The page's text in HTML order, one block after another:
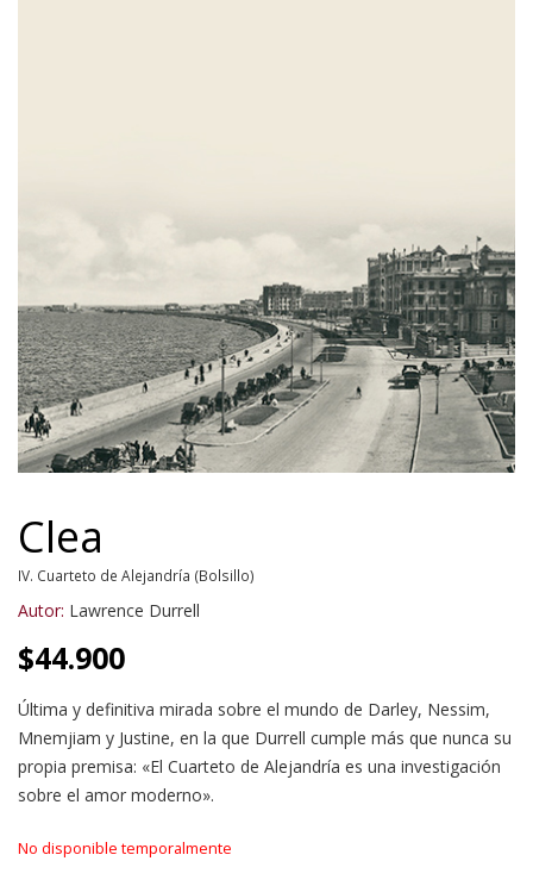
Clea
IV. Cuarteto de Alejandría (Bolsillo)
Autor: Lawrence Durrell
$44.900
Última y definitiva mirada sobre el mundo de Darley, Nessim,
Mnemjiam y Justine, en la que Durrell cumple más que nunca su
propia premisa: «El Cuarteto de Alejandría es una investigación
sobre el amor moderno».
No disponible temporalmente